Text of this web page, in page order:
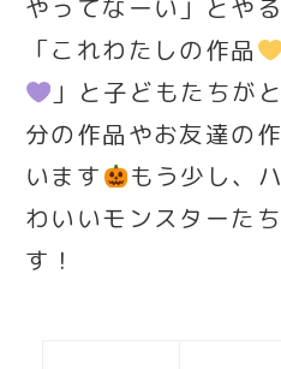
やってなーい」とや
「これわたしの作品
」と子どもたちが
分の作品やお友達の
います
もう少し、
わいいモンスターた
す！